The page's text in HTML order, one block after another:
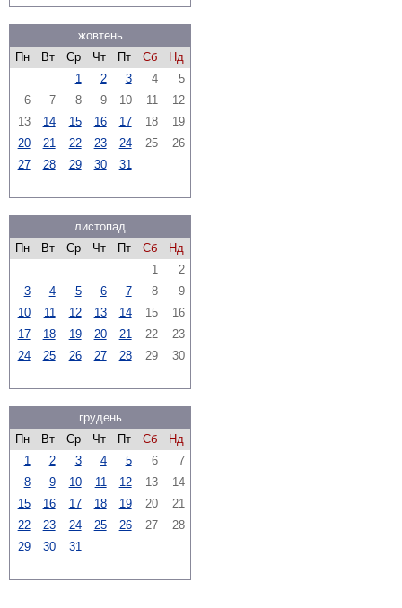
жовтень
Пн
Вт Ср Чт Пт Сб
Нд
1
2 3 4
5
6
7 8 9 10 11
12
13
14 15 16 17 18
19
20
21 22 23 24 25
26
27
28 29 30 31
листопад
Пн
Вт Ср Чт Пт Сб
Нд
1
2
3
4 5 6 7 8
9
10
11 12 13 14 15
16
17
18 19 20 21 22
23
24
25 26 27 28 29 30
грудень
Пн
Вт Ср Чт Пт Сб
Нд
1
2 3 4 5 6
7
8
9 10 11 12 13
14
15
16 17 18 19 20
21
22
23 24 25 26 27
28
29
30 31